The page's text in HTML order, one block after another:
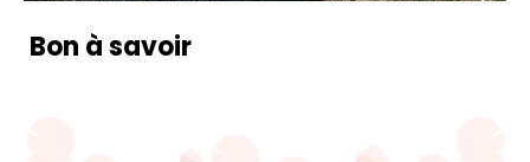
Bon à savoir